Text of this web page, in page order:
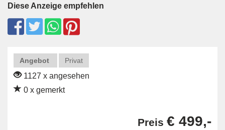
Diese Anzeige empfehlen
Angebot Privat
1127 x angesehen
0 x gemerkt
Preis € 499,-